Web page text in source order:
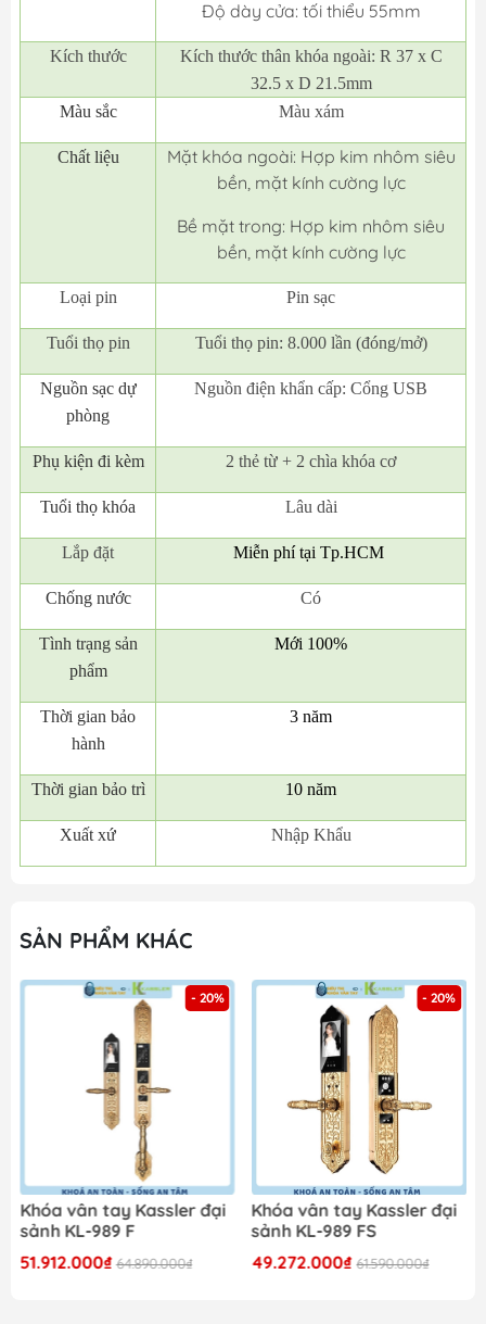
Độ dày cửa: tối thiểu 55mm
Kích thước
Kích thước thân khóa ngoài: R 37 x C
32.5 x D 21.5mm
Màu sắc
Màu xám
Chất liệu
Mặt khóa ngoài: Hợp kim nhôm siêu
bền, mặt kính cường lực
Bề mặt trong: Hợp kim nhôm siêu
bền, mặt kính cường lực
Loại pin Pin sạc
Tuổi thọ pin Tuổi thọ pin: 8.000 lần (đóng/mở)
Nguồn sạc dự
phòng
Nguồn điện khẩn cấp: Cổng USB
Phụ kiện đi kèm 2 thẻ từ + 2 chìa khóa cơ
Tuổi thọ khóa Lâu dài
Lắp đặt Miễn phí tại Tp.HCM
Chống nước Có
Tình trạng sản
phẩm
Mới 100%
Thời gian bảo
hành
3 năm
Thời gian bảo trì 10 năm
Xuất xứ Nhập Khẩu
SẢN PHẨM KHÁC
- 20%
Khóa vân tay Kassler đại
sảnh KL-989 F
51.912.000₫ 64.890.000₫
- 20%
Khóa vân tay Kassler đại
sảnh KL-989 FS
49.272.000₫ 61.590.000₫